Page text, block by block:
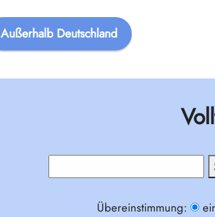
Außerhalb Deutschland
Übereinstimmung: